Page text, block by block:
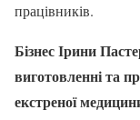
працівників.
Бізнес Ірини
виготовленні та
екстреної